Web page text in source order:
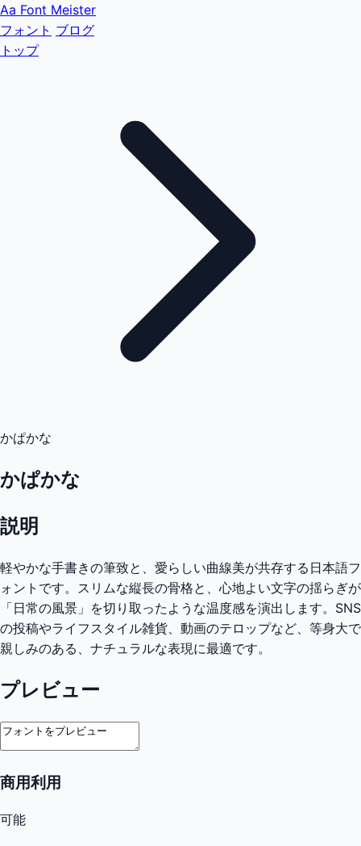
Aa Font Meister
フォント ブログ
トップ
かぱかな
かぱかな
説明
軽やかな手書きの筆致と、愛らしい曲線美が共存する日本語フ
ォントです。スリムな縦長の骨格と、心地よい文字の揺らぎが
「日常の風景」を切り取ったような温度感を演出します。SNS
の投稿やライフスタイル雑貨、動画のテロップなど、等身大で
親しみのある、ナチュラルな表現に最適です。
プレビュー
商用利用
可能